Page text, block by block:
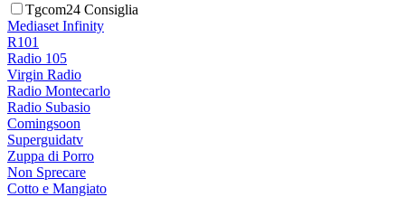
Tgcom24 Consiglia
Mediaset Infinity
R101
Radio 105
Virgin Radio
Radio Montecarlo
Radio Subasio
Comingsoon
Superguidatv
Zuppa di Porro
Non Sprecare
Cotto e Mangiato